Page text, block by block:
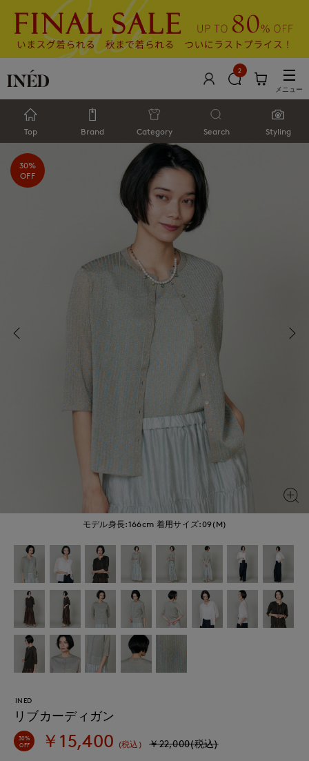
2
メニュー
Top Brand Category Search Styling
モデル身長:166cm 着用サイズ:09(M)
30%
OFF
INED
リブカーディガン
30%
OFF
￥15,400 (税込) ￥22,000(税込)